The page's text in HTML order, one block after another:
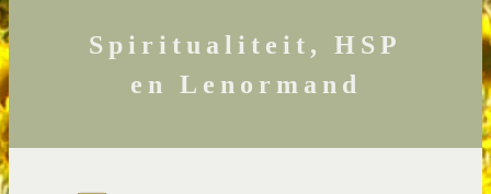
Spiritualiteit, HSP
en Lenormand